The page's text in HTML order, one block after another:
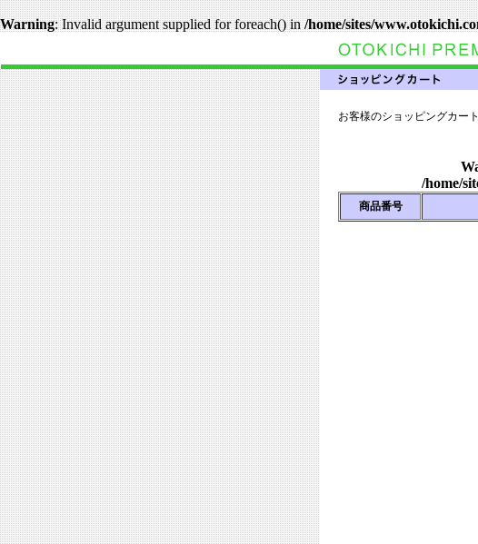
Warning: Invalid argument supplied for foreach() in/home/sites/
お客様のショッピングカー
/home/
商品番号